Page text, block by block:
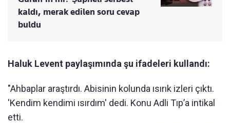
kaldı, merak edilen soru cevap
buldu
Haluk Levent paylaşımında şu ifadeleri kullandı:
"Ahbaplar araştırdı. Abisinin kolunda ısırık izleri çıktı.
'Kendim kendimi ısırdım' dedi. Konu Adli Tıp’a intikal
etti.